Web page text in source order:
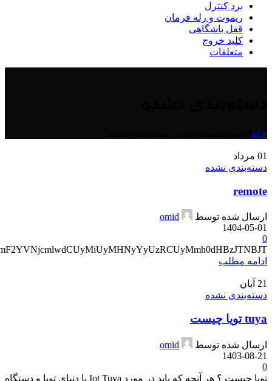
برد کنترل
ریموت و رله فرمان
قفل باشگاهی
کلید خروج
متعلقات
خانه
01 مرداد
دسته‌بندی نشده
remote
ارسال شده توسط
omid
1404-05-01
0
ادامه مطلب
21 آبان
دسته‌بندی نشده
tuya تویا چیست
ارسال شده توسط
omid
1403-08-21
0
تویا چیست ؟ هر آنچه که باید در مورد Iot Tuya یا دنیای تویا و دستگاه